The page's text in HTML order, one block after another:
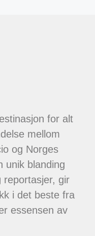
for alt
mellom
og Norges
unik blanding
reportasjer, gir
i det beste fra
essensen av